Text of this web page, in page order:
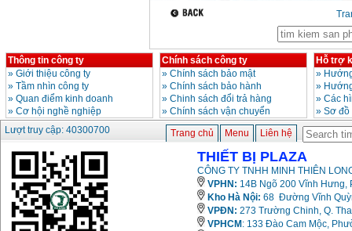
Máy khoan Bosch
GSB 16RE (750W)
Giá:1850000
Động cơ xăng Honda
GX160 (5.5HP)
7200000
Máy mài 100mm
Makita 9553B (710W)
Giá
1296000
Thông tin công ty
» Giới thiệu công ty
» Tầm nhìn công ty
» Quan điểm kinh doanh
» Cơ hội nghề nghiệp
Chính sách công ty
» Chính sách bảo mật
» Chính sách bảo hành
» Chinh sách đổi trả hàng
» Chính sách vận chuyển
Hỗ trợ
»
»
» Các
» Sơ
Lượt truy cập: 40300700
Trang chủ Menu Liên hệ
THIẾT BỊ PLAZA
CÔNG TY TNHH MINH THIÊN
VPHN: 14B Ngõ 200 Vĩnh Hưng,
Kho Hà Nội: 68 Đường Vĩnh
VPĐN: 273 Trường Chinh, Q.
VPHCM : 133 Đào Cam Mộc,